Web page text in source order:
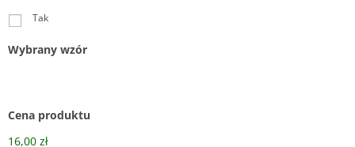
Tak
Wybrany wzór
Cena produktu
16,00 zł